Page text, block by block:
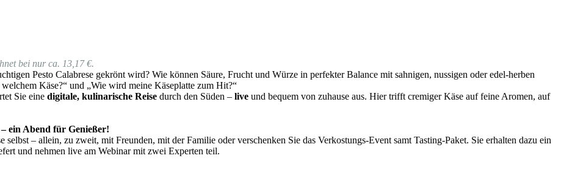
bei nur ca. 13,17 €.
Pesto Calabrese gekrönt wird? Wie können Säure, Frucht und Würze in perfekter Balance mit sahnigen, nussigen oder edel-herben
Käse?“ und „Wie wird meine Käseplatte zum Hit?“
Sie eine digitale, kulinarische Reise durch den Süden – live und bequem von zuhause aus. Hier trifft cremiger Käse auf feine Aromen, auf
ein Abend für Genießer!
– allein, zu zweit, mit Freunden, mit der Familie oder verschenken Sie das Verkostungs-Event samt Tasting-Paket. Sie erhalten dazu ein
und nehmen live am Webinar mit zwei Experten teil.